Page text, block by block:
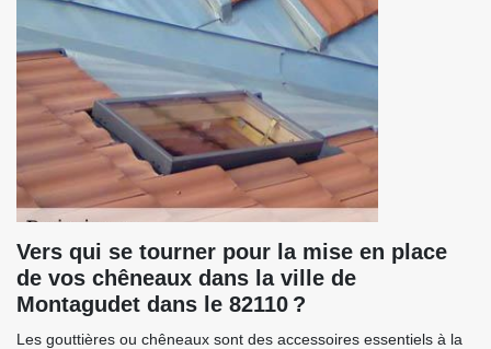
Vers qui se tourner pour la mise en place
de vos chêneaux dans la ville de
Montagudet dans le 82110 ?
Les gouttières ou chêneaux sont des accessoires essentiels à la